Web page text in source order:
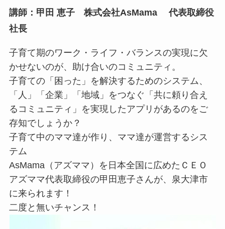
講師：甲田 恵子 株式会社AsMama 代表取締役
社長
子育て期のワーク・ライフ・バランスの実現に欠
かせないのが、助け合いのコミュニティ。
子育ての「困った」を解決するためのシステム、
「人」「企業」「地域」をつなぐ「共に頼り合え
るコミュニティ」を実現したアプリがあるのをご
存知でしょうか？
子育て中のママ達が作り、ママ達が運営するシス
テム
AsMama（アズママ）を日本全国に広めたＣＥＯ
アズママ代表取締役の甲田恵子さんが、泉大津市
に来られます！
二度と無いチャンス！